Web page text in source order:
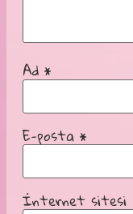
Ad *
E-posta *
İnternet sitesi